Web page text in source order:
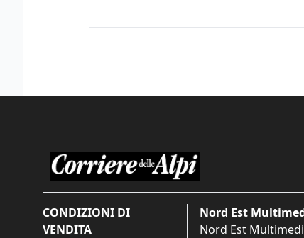
CONDIZIONI DI
VENDITA
Nord Est
Nord Est